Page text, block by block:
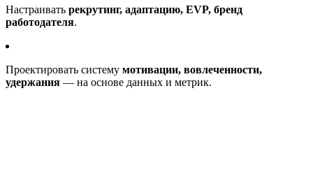
Настраивать рекрутинг, адаптацию, EVP, бренд
работодателя.
Проектировать систему мотивации, вовлеченности,
удержания — на основе данных и метрик.